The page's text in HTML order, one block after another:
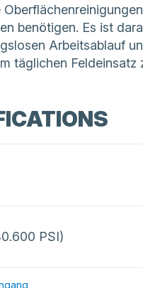
benötigen. Es ist
Arbeitsablauf
täglichen Feldeinsatz
PSI)